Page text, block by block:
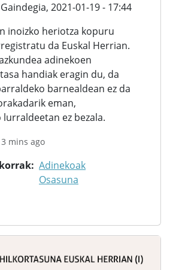
Gaindegia, 2021-01-19 - 17:44
inoizko heriotza kopuru
da Euskal Herrian.
adinekoen
handiak eragin du, da
barnealdean ez da
eman,
ez bezala.
mins ago
Adinekoak
Osasuna